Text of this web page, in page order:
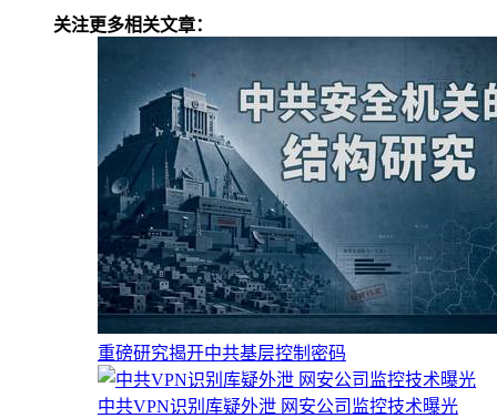
关注更多相关文章：
重磅研究揭开中共基层控制密码
中共VPN识别库疑外泄 网安公司监控技术曝光